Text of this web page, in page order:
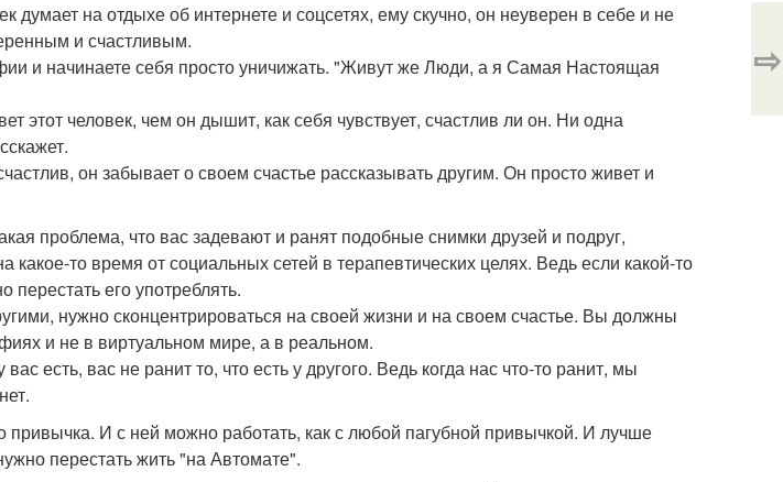
думает на отдыхе об интернете и соцсетях, ему скучно, он неуверен в себе и не
и счастливым.
и начинаете себя просто уничижать. "Живут же Люди, а я Самая Настоящая
этот человек, чем он дышит, как себя чувствует, счастлив ли он. Ни одна
он забывает о своем счастье рассказывать другим. Он просто живет и
проблема, что вас задевают и ранят подобные снимки друзей и подруг,
какое-то время от социальных сетей в терапевтических целях. Ведь если какой-то
перестать его употреблять.
нужно сконцентрироваться на своей жизни и на своем счастье. Вы должны
и не в виртуальном мире, а в реальном.
есть, вас не ранит то, что есть у другого. Ведь когда нас что-то ранит, мы
привычка. И с ней можно работать, как с любой пагубной привычкой. И лучше
перестать жить "на Автомате".
⇨